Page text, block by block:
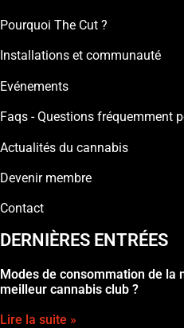
Pourquoi The Cut ?
Installations et communauté
Evénements
Faqs - Questions fréquemment
Actualités du cannabis
Devenir membre
Contact
DERNIÈRES ENTRÉES
Modes de consommation de la
meilleur cannabis club ?
Lire la suite »